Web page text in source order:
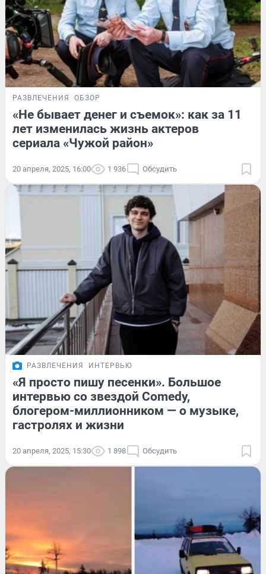
РАЗВЛЕЧЕНИЯ ОБЗОР
«Не бывает денег и съемок»: как за 11
лет изменилась жизнь актеров
сериала «Чужой район»
20 апреля, 2025, 16:00 1 936 Обсудить
РАЗВЛЕЧЕНИЯ ИНТЕРВЬЮ
«Я просто пишу песенки». Большое
интервью со звездой Comedy,
блогером-миллионником — о музыке,
гастролях и жизни
20 апреля, 2025, 15:30 1 898 Обсудить